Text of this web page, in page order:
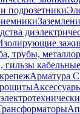
подрозетники
трубы,
гильзы кабельные
Арматура